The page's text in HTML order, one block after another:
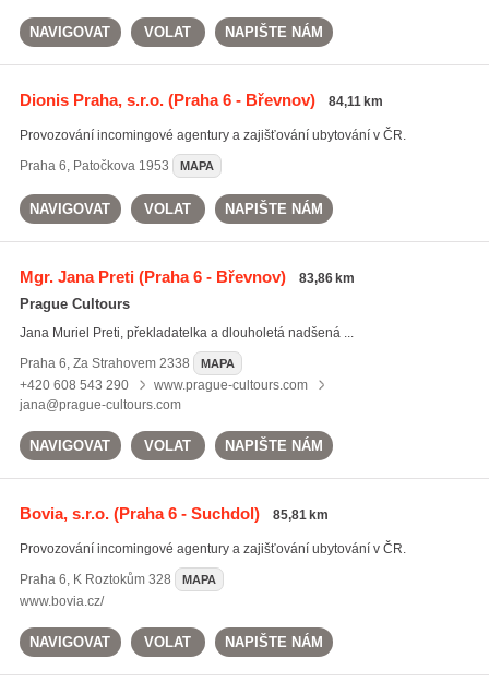
NAVIGOVAT VOLAT NAPIŠTE NÁM
Dionis Praha, s.r.o.(Praha 6 - Břevnov) 84,11 km
Provozování incomingové agentury a zajišťování ubytování v ČR.
Praha 6, Patočkova 1953 MAPA
NAVIGOVAT VOLAT NAPIŠTE NÁM
Mgr. Jana Preti(Praha 6 - Břevnov) 83,86 km
Prague Cultours
Jana Muriel Preti, překladatelka a dlouholetá nadšená ...
Praha 6, Za Strahovem 2338 MAPA
+420 608 543 290
www.prague-cultours.com
jana@prague-cultours.com
NAVIGOVAT VOLAT NAPIŠTE NÁM
Bovia, s.r.o.(Praha 6 - Suchdol) 85,81 km
Provozování incomingové agentury a zajišťování ubytování v ČR.
Praha 6, K Roztokům 328 MAPA
www.bovia.cz/
NAVIGOVAT VOLAT NAPIŠTE NÁM